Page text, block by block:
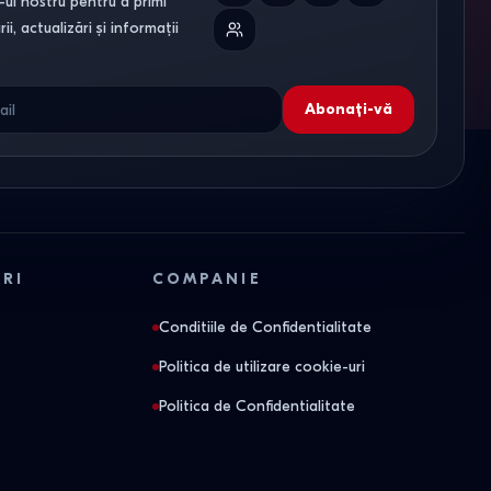
actualizări și informații
Abonați-vă
COMPANIE
Conditiile de Confidentialitate
Politica de utilizare cookie-uri
Politica de Confidentialitate